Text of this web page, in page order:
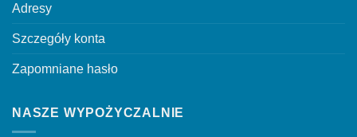
Adresy
Szczegóły konta
Zapomniane hasło
NASZE WYPOŻYCZALNIE